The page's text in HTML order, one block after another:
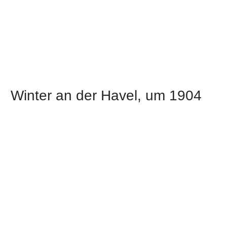
Winter an der Havel, um 1904